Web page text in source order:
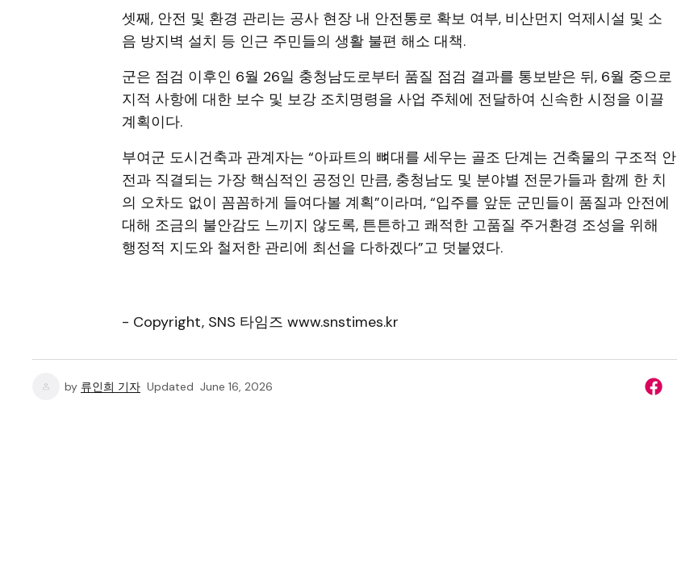
셋째, 안전 및 환경 관리는 공사 현장 내 안전통로 확보 여부, 비산먼지 억제시설 및 소
음 방지벽 설치 등 인근 주민들의 생활 불편 해소 대책.
군은 점검 이후인 6월 26일 충청남도로부터 품질 점검 결과를 통보받은 뒤, 6월 중으로
지적 사항에 대한 보수 및 보강 조치명령을 사업 주체에 전달하여 신속한 시정을 이끌
계획이다.
부여군 도시건축과 관계자는 “아파트의 뼈대를 세우는 골조 단계는 건축물의 구조적 안
전과 직결되는 가장 핵심적인 공정인 만큼, 충청남도 및 분야별 전문가들과 함께 한 치
의 오차도 없이 꼼꼼하게 들여다볼 계획”이라며, “입주를 앞둔 군민들이 품질과 안전에
대해 조금의 불안감도 느끼지 않도록, 튼튼하고 쾌적한 고품질 주거환경 조성을 위해
행정적 지도와 철저한 관리에 최선을 다하겠다”고 덧붙였다.
- Copyright, SNS 타임즈 www.snstimes.kr
by 류인희 기자 Updated June 16, 2026